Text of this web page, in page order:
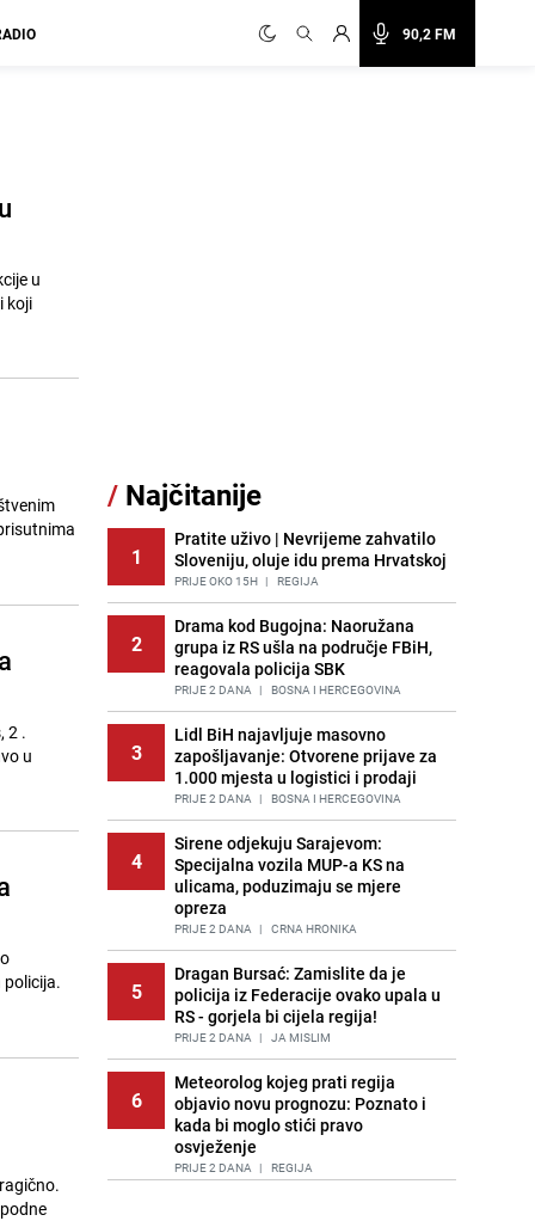
90,2 FM
u
koji
2 .
u
policija.
/ Najčitanije
1
Pratite uživo | Nevrijeme zahvatilo
Sloveniju, oluje idu prema Hrvatskoj
PRIJE OKO 15H | REGIJA
2
Drama kod Bugojna: Naoružana
grupa iz RS ušla na područje FBiH,
reagovala policija SBK
PRIJE 2 DANA | BOSNA I HERCEGOVINA
3
Lidl BiH najavljuje masovno
zapošljavanje: Otvorene prijave za
1.000 mjesta u logistici i prodaji
PRIJE 2 DANA | BOSNA I HERCEGOVINA
4
Sirene odjekuju Sarajevom:
Specijalna vozila MUP-a KS na
ulicama, poduzimaju se mjere
opreza
PRIJE 2 DANA | CRNA HRONIKA
5
Dragan Bursać: Zamislite da je
policija iz Federacije ovako upala u
RS - gorjela bi cijela regija!
PRIJE 2 DANA | JA MISLIM
6
Meteorolog kojeg prati regija
objavio novu prognozu: Poznato i
kada bi moglo stići pravo
osvježenje
PRIJE 2 DANA | REGIJA